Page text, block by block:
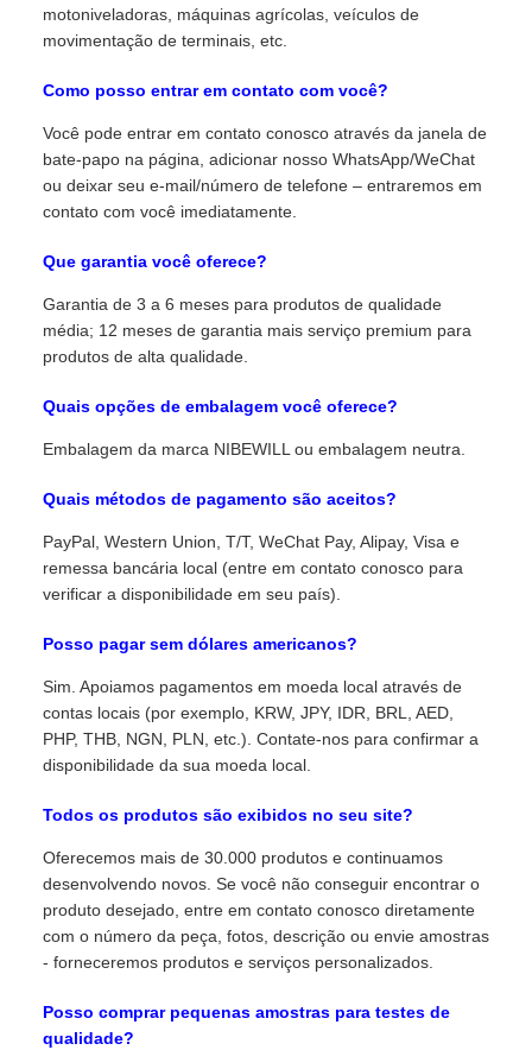
motoniveladoras, máquinas agrícolas, veículos de
movimentação de terminais, etc.
Como posso entrar em contato com você?
Você pode entrar em contato conosco através da janela de
bate-papo na página, adicionar nosso WhatsApp/WeChat
ou deixar seu e-mail/número de telefone – entraremos em
contato com você imediatamente.
Que garantia você oferece?
Garantia de 3 a 6 meses para produtos de qualidade
média; 12 meses de garantia mais serviço premium para
produtos de alta qualidade.
Quais opções de embalagem você oferece?
Embalagem da marca NIBEWILL ou embalagem neutra.
Quais métodos de pagamento são aceitos?
PayPal, Western Union, T/T, WeChat Pay, Alipay, Visa e
remessa bancária local (entre em contato conosco para
verificar a disponibilidade em seu país).
Posso pagar sem dólares americanos?
Sim. Apoiamos pagamentos em moeda local através de
contas locais (por exemplo, KRW, JPY, IDR, BRL, AED,
PHP, THB, NGN, PLN, etc.). Contate-nos para confirmar a
disponibilidade da sua moeda local.
Todos os produtos são exibidos no seu site?
Oferecemos mais de 30.000 produtos e continuamos
desenvolvendo novos. Se você não conseguir encontrar o
produto desejado, entre em contato conosco diretamente
com o número da peça, fotos, descrição ou envie amostras
- forneceremos produtos e serviços personalizados.
Posso comprar pequenas amostras para testes de
qualidade?